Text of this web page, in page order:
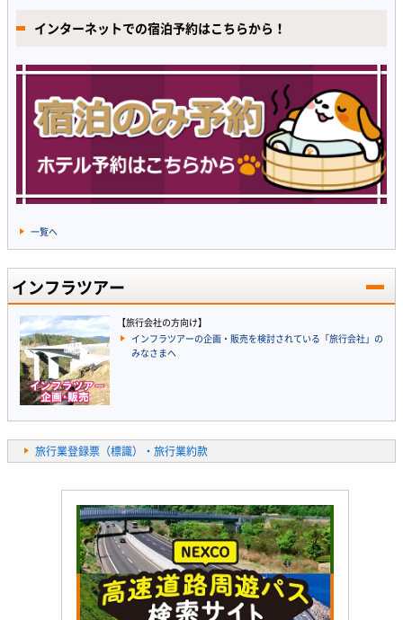
インターネットでの宿泊予約はこちらから！
一覧へ
インフラツアー
【旅行会社の方向け】
インフラツアーの企画・販売を検討されている「旅行会社」の
みなさまへ
旅行業登録票（標識）・旅行業約款